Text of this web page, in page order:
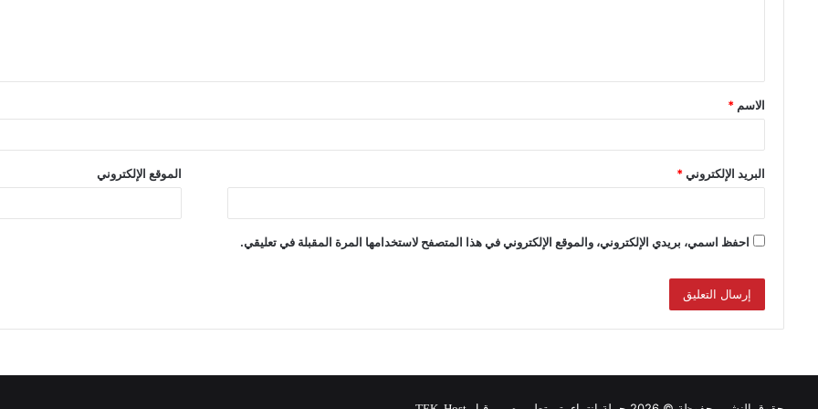
الاسم *
البريد الإلكتروني* الموقع الإلكتروني
احفظ اسمي، بريدي الإلكتروني، والموقع الإلكتروني في هذا المتصفح لاستخدامها المرة المقبلة في تعليقي.